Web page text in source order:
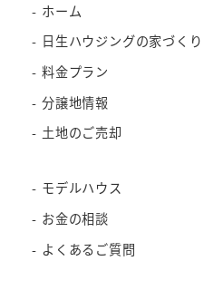
ホーム
日生ハウジングの家づくり
料金プラン
分譲地情報
土地のご売却
モデルハウス
お金の相談
よくあるご質問